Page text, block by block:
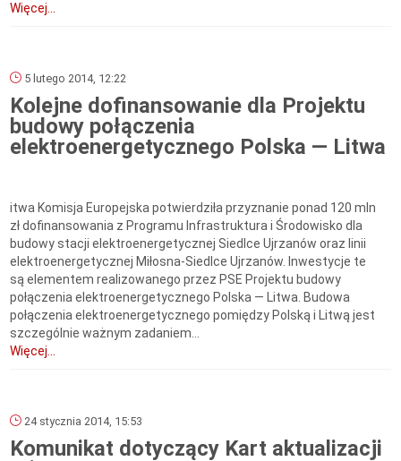
Więcej...
5 lutego 2014, 12:22
Kolejne dofinansowanie dla Projektu
budowy połączenia
elektroenergetycznego Polska — Litwa
itwa Komisja Europejska potwierdziła przyznanie ponad 120 mln
zł dofinansowania z Programu Infrastruktura i Środowisko dla
budowy stacji elektroenergetycznej Siedlce Ujrzanów oraz linii
elektroenergetycznej Miłosna-Siedlce Ujrzanów. Inwestycje te
są elementem realizowanego przez PSE Projektu budowy
połączenia elektroenergetycznego Polska — Litwa. Budowa
połączenia elektroenergetycznego pomiędzy Polską i Litwą jest
szczególnie ważnym zadaniem...
Więcej...
24 stycznia 2014, 15:53
Komunikat dotyczący Kart aktualizacji